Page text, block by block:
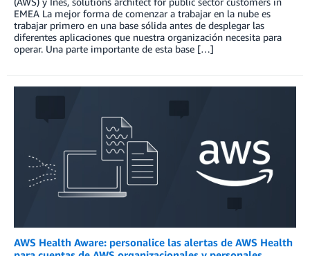
EMEA La mejor forma de comenzar a trabajar en la nube es
trabajar primero en una base sólida antes de desplegar las
diferentes aplicaciones que nuestra organización necesita para
operar. Una parte importante de esta base […]
AWS Health Aware: personalice las alertas de AWS Health